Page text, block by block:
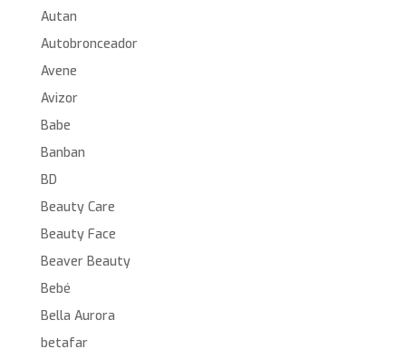
Autan
Autobronceador
Avene
Avizor
Babe
Banban
BD
Beauty Care
Beauty Face
Beaver Beauty
Bebé
Bella Aurora
betafar